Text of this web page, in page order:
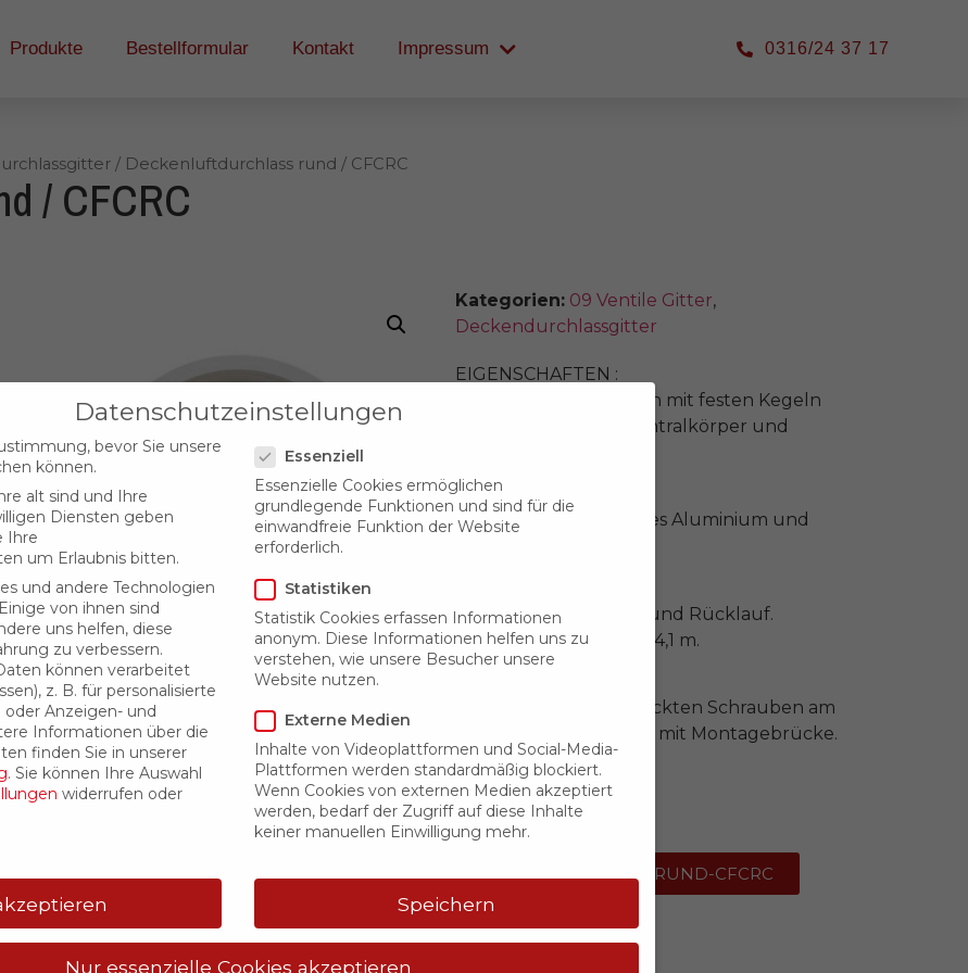
Produkte Bestellformular Kontakt Impressum 0316/24 37 17
/ Deckenluftdurchlass rund / CFCRC
/ CFCRC
Kategorien: 09 Ventile Gitter,
Deckendurchlassgitter
EIGENSCHAFTEN :
Kreisförmige Diffusoren mit festen Kegeln
mit abnehmbarem Zentralkörper und
KONSTRUKTION :
RAL 9016 weiß lackiertes Aluminium und
An der Decke, im Vor- und Rücklauf.
Installationshöhe: 2,6 – 4,1 m.
Befestigung mit verdeckten Schrauben am
Hals des Diffusors oder mit Montagebrücke.
ZUBEHÖR :
Befestigungskragen.
Deckendurchlass-RUND-CFCRC
Datenschutzeinstellungen
bevor Sie unsere
können.
alt sind und Ihre
Diensten geben
Ihre
um Erlaubnis bitten.
und andere Technologien
von ihnen sind
uns helfen, diese
zu verbessern.
können verarbeitet
z. B. für personalisierte
Anzeigen- und
Informationen über die
finden Sie in unserer
. Sie können Ihre Auswahl
widerrufen oder
Essenziell
Essenzielle Cookies ermöglichen
grundlegende Funktionen und sind für die
einwandfreie Funktion der Website
erforderlich.
Statistiken
Statistik Cookies erfassen Informationen
anonym. Diese Informationen helfen uns zu
verstehen, wie unsere Besucher unsere
Website nutzen.
Externe Medien
Inhalte von Videoplattformen und Social-Media-
Plattformen werden standardmäßig blockiert.
Wenn Cookies von externen Medien akzeptiert
werden, bedarf der Zugriff auf diese Inhalte
keiner manuellen Einwilligung mehr.
Speichern
Nur essenzielle Cookies akzeptieren